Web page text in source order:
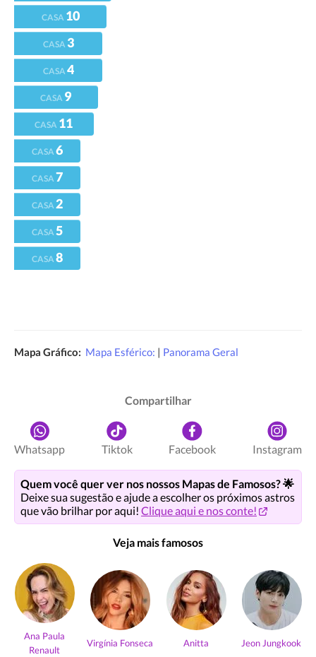
CASA 10
CASA 3
CASA4
CASA 9
CASA 11
CASA6
CASA7
CASA2
CASA5
CASA8
Mapa Gráfico: Mapa Esférico: | Panorama Geral
Compartilhar
Whatsapp Tiktok Facebook Instagram
Quem você quer ver nos nossos Mapas de Famosos? 🌟
Deixe sua sugestão e ajude a escolher os próximos astros
que vão brilhar por aqui! Clique aqui e nos conte!
Veja mais famosos
Ana Paula
Renault
Virgínia Fonseca Anitta Jeon Jungkook